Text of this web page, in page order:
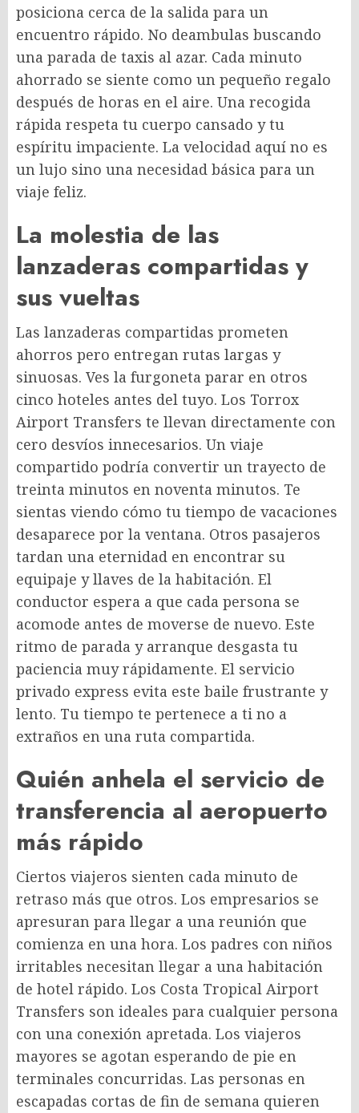
posiciona cerca de la salida para un
encuentro rápido. No deambulas buscando
una parada de taxis al azar. Cada minuto
ahorrado se siente como un pequeño regalo
después de horas en el aire. Una recogida
rápida respeta tu cuerpo cansado y tu
espíritu impaciente. La velocidad aquí no es
un lujo sino una necesidad básica para un
viaje feliz.
La molestia de las
lanzaderas compartidas y
sus vueltas
Las lanzaderas compartidas prometen
ahorros pero entregan rutas largas y
sinuosas. Ves la furgoneta parar en otros
cinco hoteles antes del tuyo. Los Torrox
Airport Transfers te llevan directamente con
cero desvíos innecesarios. Un viaje
compartido podría convertir un trayecto de
treinta minutos en noventa minutos. Te
sientas viendo cómo tu tiempo de vacaciones
desaparece por la ventana. Otros pasajeros
tardan una eternidad en encontrar su
equipaje y llaves de la habitación. El
conductor espera a que cada persona se
acomode antes de moverse de nuevo. Este
ritmo de parada y arranque desgasta tu
paciencia muy rápidamente. El servicio
privado express evita este baile frustrante y
lento. Tu tiempo te pertenece a ti no a
extraños en una ruta compartida.
Quién anhela el servicio de
transferencia al aeropuerto
más rápido
Ciertos viajeros sienten cada minuto de
retraso más que otros. Los empresarios se
apresuran para llegar a una reunión que
comienza en una hora. Los padres con niños
irritables necesitan llegar a una habitación
de hotel rápido. Los Costa Tropical Airport
Transfers son ideales para cualquier persona
con una conexión apretada. Los viajeros
mayores se agotan esperando de pie en
terminales concurridas. Las personas en
escapadas cortas de fin de semana quieren